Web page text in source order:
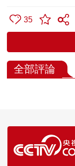
35
全部評論